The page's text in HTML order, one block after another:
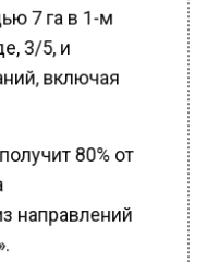
7 га в 1-м
3/5, и
включая
80% от
направлений